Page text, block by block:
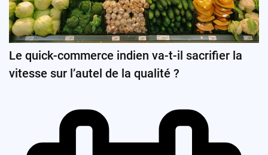
Le quick-commerce indien va-t-il sacrifier la
vitesse sur l’autel de la qualité ?